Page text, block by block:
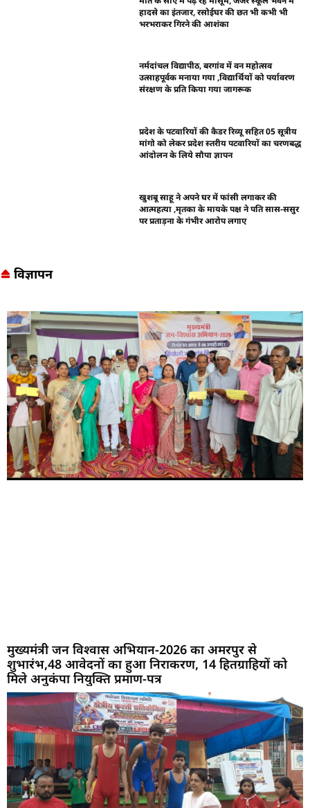
हादसे का इंतजार, रसोईघर की छत भी कभी भी
भरभराकर गिरने की आशंका
नर्मदांचल विद्यापीठ, बरगांव में वन महोत्सव
उत्साहपूर्वक मनाया गया ,विद्यार्थियों को पर्यावरण
संरक्षण के प्रति किया गया जागरूक
प्रदेश के पटवारियों की कैडर रिव्यू सहित 05 सूत्रीय
मांगो को लेकर प्रदेश स्तरीय पटवारियों का चरणबद्ध
आंदोलन के लिये सौपा ज्ञापन
खुशबू साहू ने अपने घर में फांसी लगाकर की
आत्महत्या ,मृतका के मायके पक्ष ने पति सास-ससुर
पर प्रताड़ना के गंभीर आरोप लगाए
विज्ञापन
मुख्यमंत्री जन विश्वास अभियान-2026 का अमरपुर से
शुभारंभ,48 आवेदनों का हुआ निराकरण, 14 हितग्राहियों को
मिले अनुकंपा नियुक्ति प्रमाण-पत्र